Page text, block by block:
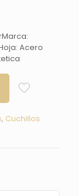
Acero
, Cuchillos